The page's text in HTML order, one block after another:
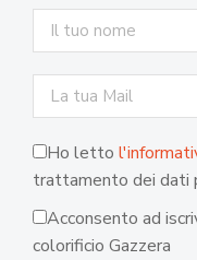
Ho letto
trattamento dei dati
Acconsento ad
colorificio Gazzera